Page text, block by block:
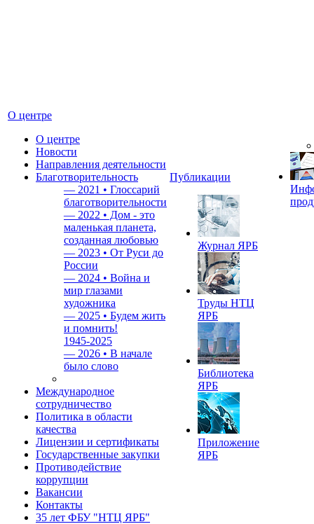
О центре
О центре
Новости
Направления деятельности
Благотворительность
— 2021 • Глоссарий
благотворительности
— 2022 • Дом - это
маленькая планета,
созданная любовью
— 2023 • От Руси до
России
— 2024 • Война и
мир глазами
художника
— 2025 • Будем жить
и помнить!
1945-2025
— 2026 • В начале
было слово
Международное
сотрудничество
Политика в области
качества
Лицензии и сертификаты
Государственные закупки
Противодействие
коррупции
Вакансии
Контакты
35 лет ФБУ "НТЦ ЯРБ"
Публикации
Журнал ЯРБ
Труды НТЦ
ЯРБ
Библиотека
ЯРБ
Приложение
ЯРБ